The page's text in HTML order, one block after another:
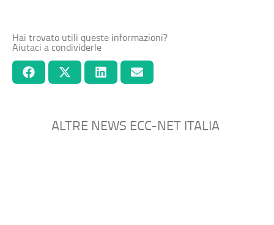
Hai trovato utili queste informazioni?
Aiutaci a condividerle
ALTRE NEWS ECC-NET ITALIA